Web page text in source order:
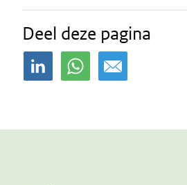
Deel deze pagina